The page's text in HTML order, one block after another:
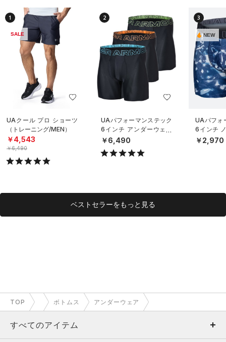
1
SALE
UAクール プロ ショーツ
（トレーニング/MEN）
￥4,543
￥6,490
2
UAパフォーマンステック
6インチ アンダーウェア
（3枚セット）（トレーニ
ング/MEN）
￥6,490
3
NEW
UAパフォ
6インチ
ダーウェ
グ/MEN）
￥2,970
ベストセラーをもっと見る
TOP ボトムス アンダーウェア
すべてのアイテム